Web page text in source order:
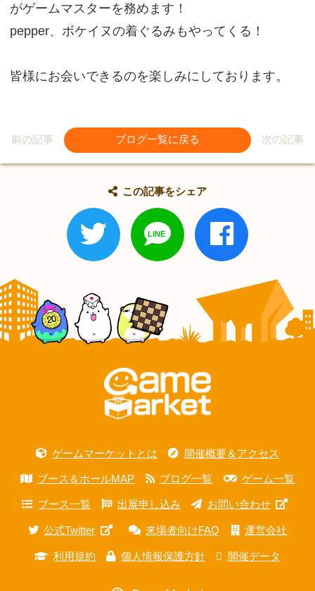
がゲームマスターを務めます！
pepper、ボケイヌの着ぐるみもやってくる！
皆様にお会いできるのを楽しみにしております。
前の記事 ブログ一覧に戻る 次の記事
この記事をシェア
ゲームマーケットとは 開催概要＆アクセス
ブース＆ホールMAP ブログ一覧 ゲーム一覧
ブース一覧 出展申し込み お問い合わせ
公式Twitter 来場者向けFAQ 運営会社
利用規約 個人情報保護方針 開催データ